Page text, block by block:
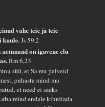
vahe teie ja teie
kuule.Js 59,2
on igavene elu
Rm 6,23
süü, et Sa mu palveid
puhasta mind mu
et need ei saaks
mind endale kinnitada